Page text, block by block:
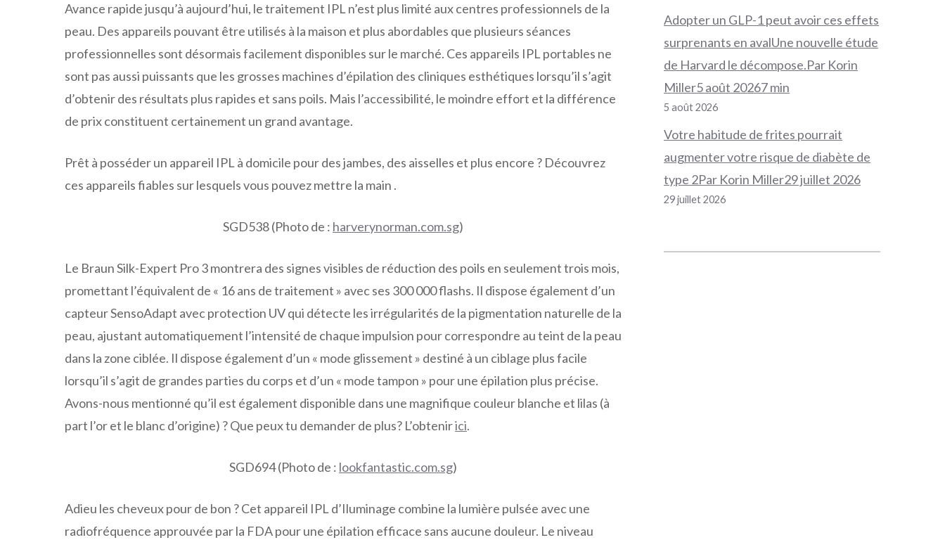
Avance rapide jusqu’à aujourd’hui, le traitement IPL n’est plus limité aux centres professionnels de la
peau. Des appareils pouvant être utilisés à la maison et plus abordables que plusieurs séances
professionnelles sont désormais facilement disponibles sur le marché. Ces appareils IPL portables ne
sont pas aussi puissants que les grosses machines d’épilation des cliniques esthétiques lorsqu’il s’agit
d’obtenir des résultats plus rapides et sans poils. Mais l’accessibilité, le moindre effort et la différence
de prix constituent certainement un grand avantage.
Prêt à posséder un appareil IPL à domicile pour des jambes, des aisselles et plus encore ? Découvrez
ces appareils fiables sur lesquels vous pouvez mettre la main .
SGD538 (Photo de : harverynorman.com.sg)
Le Braun Silk-Expert Pro 3 montrera des signes visibles de réduction des poils en seulement trois mois,
promettant l’équivalent de « 16 ans de traitement » avec ses 300 000 flashs. Il dispose également d’un
capteur SensoAdapt avec protection UV qui détecte les irrégularités de la pigmentation naturelle de la
peau, ajustant automatiquement l’intensité de chaque impulsion pour correspondre au teint de la peau
dans la zone ciblée. Il dispose également d’un « mode glissement » destiné à un ciblage plus facile
lorsqu’il s’agit de grandes parties du corps et d’un « mode tampon » pour une épilation plus précise.
Avons-nous mentionné qu’il est également disponible dans une magnifique couleur blanche et lilas (à
part l’or et le blanc d’origine) ? Que peux tu demander de plus? L’obtenirici.
SGD694 (Photo de : lookfantastic.com.sg)
Adieu les cheveux pour de bon ? Cet appareil IPL d’Iluminage combine la lumière pulsée avec une
radiofréquence approuvée par la FDA pour une épilation efficace sans aucune douleur. Le niveau
Adopter un GLP-1 peut avoir ces effets
surprenants en avalUne nouvelle étude
de Harvard le décompose.Par Korin
Miller5 août 20267 min
5 août 2026
Votre habitude de frites pourrait
augmenter votre risque de diabète de
type 2Par Korin Miller29 juillet 2026
29 juillet 2026